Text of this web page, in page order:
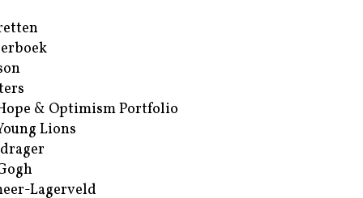
& Optimism Portfolio
Lions
Lagerveld